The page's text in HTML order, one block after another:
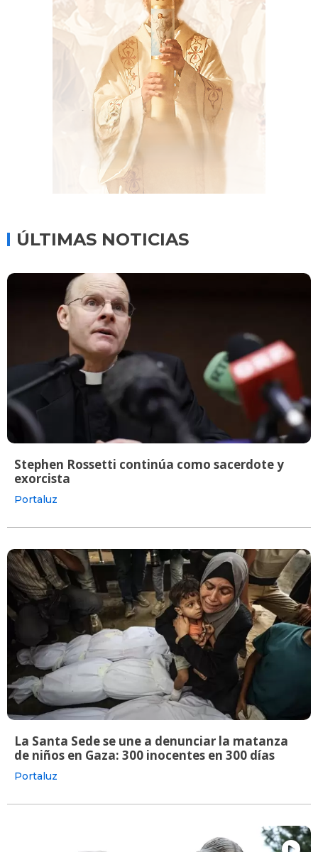
ÚLTIMAS NOTICIAS
Stephen Rossetti continúa como sacerdote y
exorcista
Portaluz
La Santa Sede se une a denunciar la matanza
de niños en Gaza: 300 inocentes en 300 días
Portaluz